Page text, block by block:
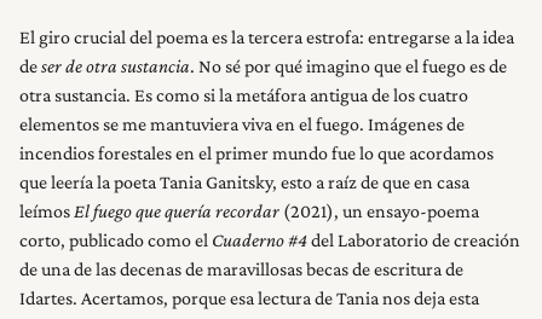
El giro crucial del poema es la tercera estrofa: entregarse a la idea
deser de otra sustancia. No sé por qué imagino que el fuego es de
otra sustancia. Es como si la metáfora antigua de los cuatro
elementos se me mantuviera viva en el fuego. Imágenes de
incendios forestales en el primer mundo fue lo que acordamos
que leería la poeta Tania Ganitsky, esto a raíz de que en casa
leímos El fuego que quería recordar (2021), un ensayo-poema
corto, publicado como el Cuaderno #4del Laboratorio de creación
de una de las decenas de maravillosas becas de escritura de
Idartes. Acertamos, porque esa lectura de Tania nos deja esta